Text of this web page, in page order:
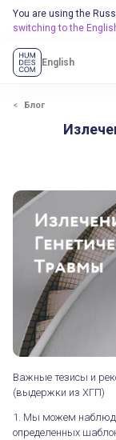
You are using the
switching to the
English
Блог
Важные тезисы и
(выдержки из ХГП)
1. Мы можем
определенных